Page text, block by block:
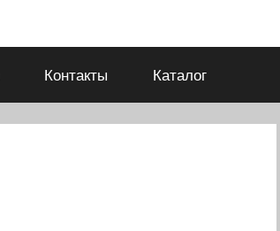
Контакты Каталог